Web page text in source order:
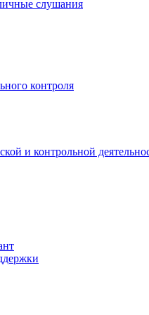
слушания
контроля
и контрольной